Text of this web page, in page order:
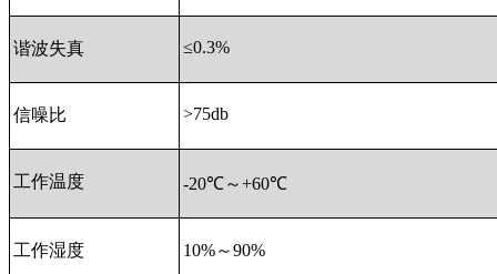
谐波失真 ≤0.3%
信噪比 >75db
工作温度 -20℃～+60℃
工作湿度 10%～90%